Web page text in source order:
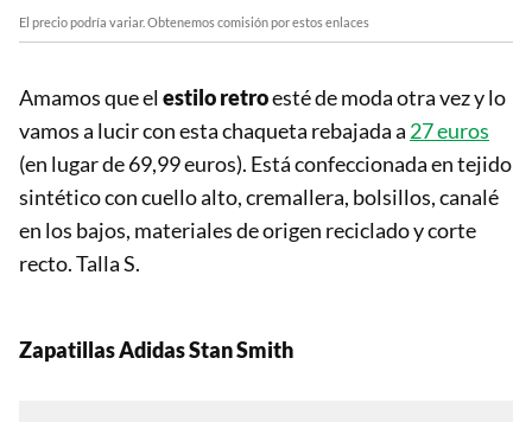
El precio podría variar. Obtenemos comisión por estos enlaces
Amamos que el estilo retroesté de moda otra vez y lo
vamos a lucir con esta chaqueta rebajada a 27 euros
(en lugar de 69,99 euros). Está confeccionada en tejido
sintético con cuello alto, cremallera, bolsillos, canalé
en los bajos, materiales de origen reciclado y corte
recto. Talla S.
Zapatillas AdidasStan Smith